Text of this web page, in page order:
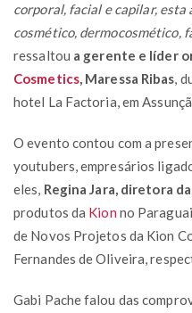
corporal, facial e capilar, esta
cosmético, dermocosmético,
ressaltou a gerente e líder
Cosmetics, Maressa Ribas ,
hotel La Factoria, em
O evento contou com a
youtubers, empresários
eles, Regina Jara, diretora
produtos da Kion no
de Novos Projetos da Kion
Fernandes de Oliveira,
Gabi Pache falou das